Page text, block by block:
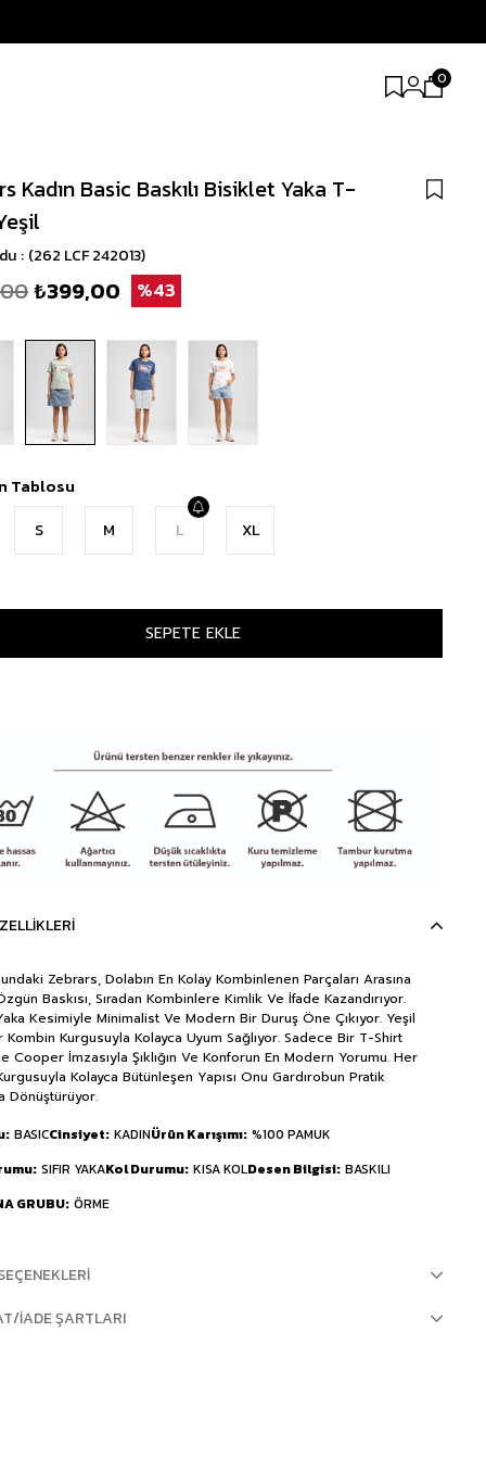
0
Kadın Basic Baskılı Bisiklet Yaka T-
(262 LCF 242013)
₺399,00 43
Tablosu
S M L XL
Zebrars, Dolabın En Kolay Kombinlenen Parçaları Arasına
Baskısı, Sıradan Kombinlere Kimlik Ve İfade Kazandırıyor.
Kesimiyle Minimalist Ve Modern Bir Duruş Öne Çıkıyor. Yeşil
Kombin Kurgusuyla Kolayca Uyum Sağlıyor. Sadece Bir T-Shirt
Cooper İmzasıyla Şıklığın Ve Konforun En Modern Yorumu. Her
Kolayca Bütünleşen Yapısı Onu Gardırobun Pratik
Dönüştürüyor.
BASICCinsiyet KADINÜrün Karışımı %100 PAMUK
SIFIR YAKAKol Durumu KISA KOLDesen Bilgisi BASKILI
GRUBU ÖRME
İADE ŞARTLARI